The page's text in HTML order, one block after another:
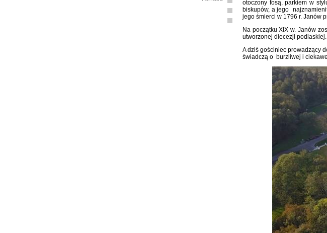
otoczony fosą, parkiem w
biskupów, a jego
jego śmierci w 1796 r. Janów
Na początku XIX w. Janów
utworzonej diecezji
A dziś gościniec prowadzący
świadczą o burzliwej i